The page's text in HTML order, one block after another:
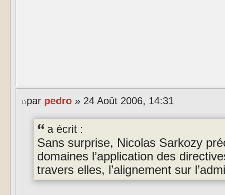
par pedro » 24 Août 2006, 14:31
a écrit :
Sans surprise, Nicolas Sarkozy
domaines l’application des
travers elles, l’alignement sur